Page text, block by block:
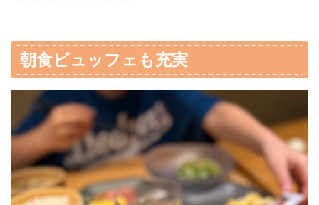
朝食ビュッフェも充実